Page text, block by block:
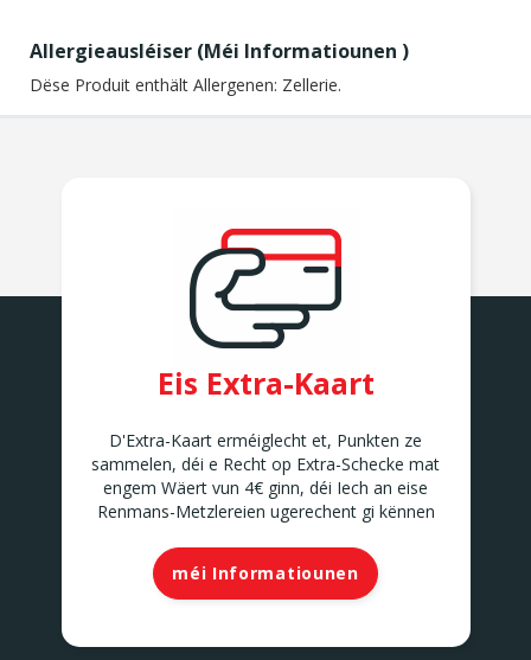
Allergieausléiser (Méi Informatiounen )
Dëse Produit enthält Allergenen: Zellerie.
Eis Extra-Kaart
D'Extra-Kaart erméiglecht et, Punkten ze
sammelen, déi e Recht op Extra-Schecke mat
engem Wäert vun 4€ ginn, déi Iech an eise
Renmans-Metzlereien ugerechent gi kënnen
méi Informatiounen